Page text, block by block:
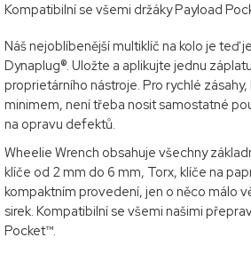
Kompatibilní se všemi držáky Payload
Náš nejoblíbenější multiklíč na kolo je teď
Dynaplug®. Uložte a aplikujte jednu
proprietárního nástroje. Pro rychlé
minimem, není třeba nosit samostatné
na opravu defektů.
Wheelie Wrench obsahuje všechny
klíče od 2 mm do 6 mm, Torx, klíče na
kompaktním provedení, jen o něco málo
sirek. Kompatibilní se všemi našimi
Pocket™.